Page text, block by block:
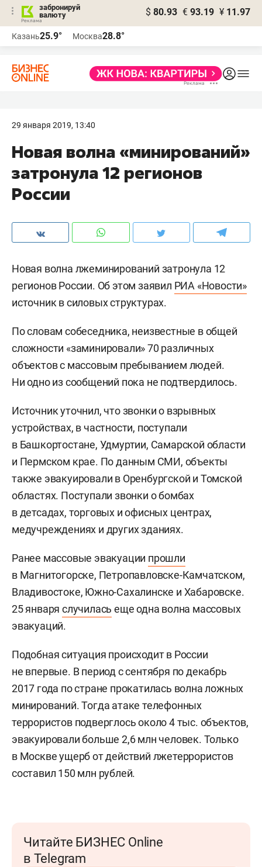
забронируй
валюту
$ 80.93 € 93.19 ¥ 11.97
Казань25.9° Москва28.8°
29 января 2019, 13:40
Новая волна «минирований»
затронула 12 регионов
России
Новая волна лжеминирований затронула 12
регионов России. Об этом заявил РИА «Новости»
источник в силовых структурах.
По словам собеседника, неизвестные в общей
сложности «заминировали» 70 различных
объектов с массовым пребыванием людей.
Ни одно из сообщений пока не подтвердилось.
Источник уточнил, что звонки о взрывных
устройствах, в частности, поступали
в Башкортостане, Удмуртии, Самарской области
и Пермском крае. По данным СМИ, объекты
также эвакуировали в Оренбургской и Томской
областях. Поступали звонки о бомбах
в детсадах, торговых и офисных центрах,
медучреждениях и других зданиях.
Ранее массовые эвакуации прошли
в Магнитогорске, Петропавловске-Камчатском,
Владивостоке, Южно-Сахалинске и Хабаровске.
25 январяслучилась еще одна волна массовых
эвакуаций.
Подобная ситуация происходит в России
не впервые. В период с сентября по декабрь
2017 года по стране прокатилась волна ложных
минирований. Тогда атаке телефонных
террористов подверглось около 4 тыс. объектов,
эвакуировали больше 2,6 млн человек. Только
в Москве ущерб от действий лжетеррористов
составил 150 млн рублей.
Читайте БИЗНЕС Online
в Telegram